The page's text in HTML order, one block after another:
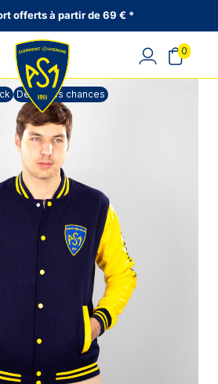
offerts à partir de 69 € *
Dernières chances
0